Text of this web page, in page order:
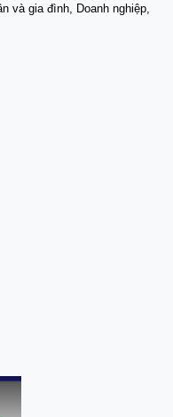
và gia đình, Doanh nghiệp,